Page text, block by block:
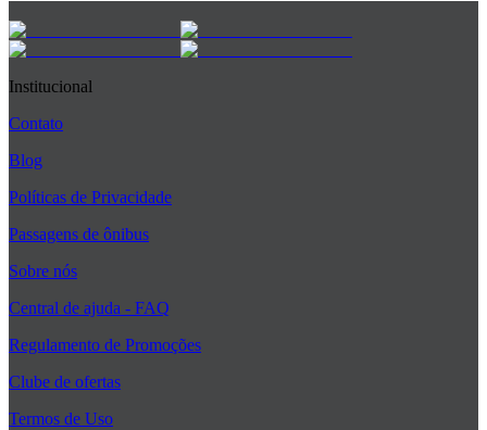
Institucional
Contato
Blog
Políticas de Privacidade
Passagens de ônibus
Sobre nós
Central de ajuda - FAQ
Regulamento de Promoções
Clube de ofertas
Termos de Uso